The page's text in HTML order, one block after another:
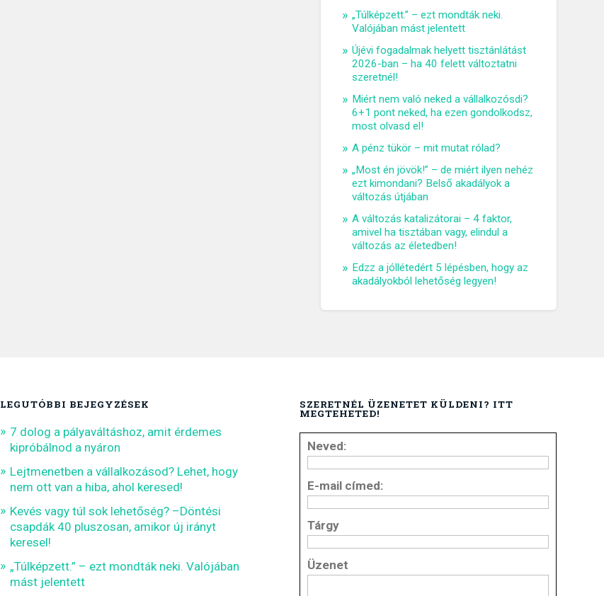
„Túlképzett.” – ezt mondták neki.
Valójában mást jelentett
Újévi fogadalmak helyett tisztánlátást
2026-ban – ha 40 felett változtatni
szeretnél!
Miért nem való neked a vállalkozósdi?
6+1 pont neked, ha ezen gondolkodsz,
most olvasd el!
A pénz tükör – mit mutat rólad?
„Most én jövök!” – de miért ilyen nehéz
ezt kimondani? Belső akadályok a
változás útjában
A változás katalizátorai – 4 faktor,
amivel ha tisztában vagy, elindul a
változás az életedben!
Edzz a jóllétedért 5 lépésben, hogy az
akadályokból lehetőség legyen!
LEGUTÓBBI BEJEGYZÉSEK
7 dolog a pályaváltáshoz, amit érdemes
kipróbálnod a nyáron
Lejtmenetben a vállalkozásod? Lehet, hogy
nem ott van a hiba, ahol keresed!
Kevés vagy túl sok lehetőség? –Döntési
csapdák 40 pluszosan, amikor új irányt
keresel!
„Túlképzett.” – ezt mondták neki. Valójában
mást jelentett
SZERETNÉL ÜZENETET KÜLDENI? ITT
MEGTEHETED!
Neved:
E-mail címed:
Tárgy
Üzenet